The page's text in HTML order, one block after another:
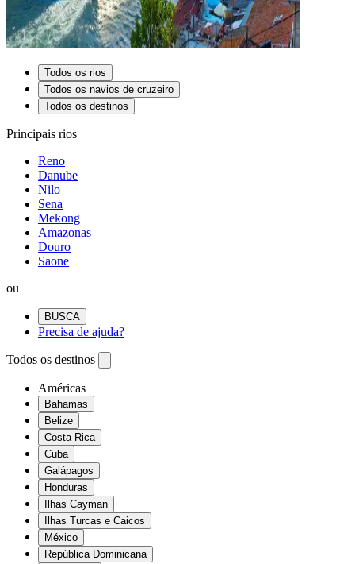
Todos os rios
Todos os navios de cruzeiro
Todos os destinos
Principais rios
Reno
Danube
Nilo
Sena
Mekong
Amazonas
Douro
Saone
ou
BUSCA
Precisa de ajuda?
Todos os destinos
Américas
Bahamas
Belize
Costa Rica
Cuba
Galápagos
Honduras
Ilhas Cayman
Ilhas Turcas e Caicos
México
República Dominicana